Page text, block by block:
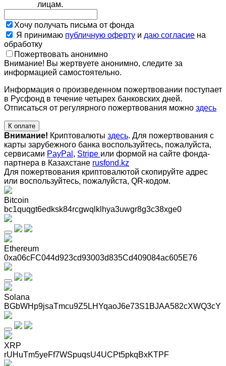
лицам.
Хочу получать письма от фонда
Я принимаю публичную оферту и даю согласие на
обработку
Пожертвовать анонимно
Внимание! Вы жертвуете анонимно, следите за
информацией самостоятельно.
Информация о произведенном пожертвовании поступает
в Русфонд в течение четырех банковских дней.
Отписаться от регулярного пожертвования можно здесь
К оплате
Внимание! Криптовалюты здесь. Для пожертвования с
карты зарубежного банка воспользуйтесь, пожалуйста,
сервисами PayPal , Stripe или формой на сайте фонда-
партнера в Казахстане rusfond.kz
Для пожертвования криптовалютой скопируйте адрес
или воспользуйтесь, пожалуйста, QR-кодом.
Bitcoin
bc1quqgt6edksk84rcgwqlklhya3uwgr8g3c38xge0
Ethereum
0xa06cFC044d923cd93003d835Cd409084ac605E76
Solana
BGbWHp9jsaTmcu9Z5LHYqaoJ6e73S1BJAA582cXWQ3cY
XRP
rUHuTm5yeFf7WSpuqsU4UCPt5pkqBxKTPF